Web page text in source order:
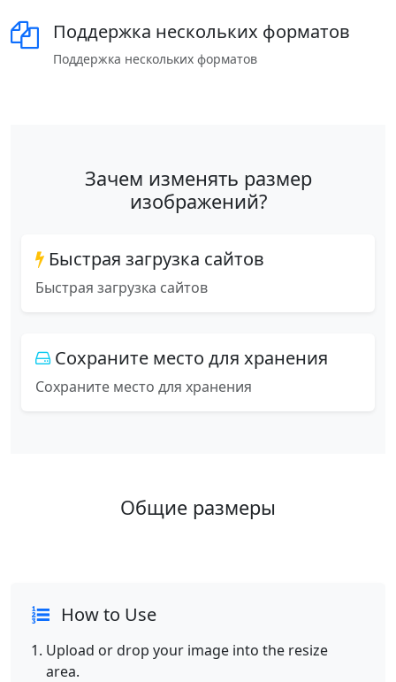
Поддержка нескольких форматов
Поддержка нескольких форматов
Зачем изменять размер
изображений?
Быстрая загрузка сайтов
Быстрая загрузка сайтов
Сохраните место для хранения
Сохраните место для хранения
Общие размеры
How to Use
Upload or drop your image into the resize
area.